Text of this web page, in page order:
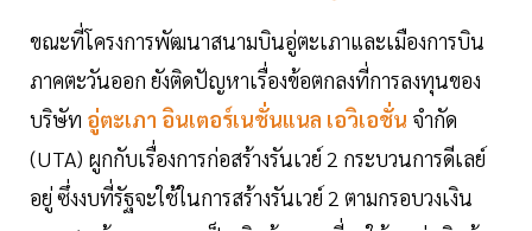
ขณะที่โครงการพัฒนาสนามบินอู่ตะเภาและเมืองการบิน
ภาคตะวันออก ยังติดปัญหาเรื่องข้อตกลงที่การลงทุนของ
บริษัท อู่ตะเภา อินเตอร์เนชั่นแนล เอวิเอชั่น จำกัด
(UTA) ผูกกับเรื่องการก่อสร้างรันเวย์ 2 กระบวนการดีเลย์
อยู่ ซึ่งงบที่รัฐจะใช้ในการสร้างรันเวย์ 2 ตามกรอบวงเงิน